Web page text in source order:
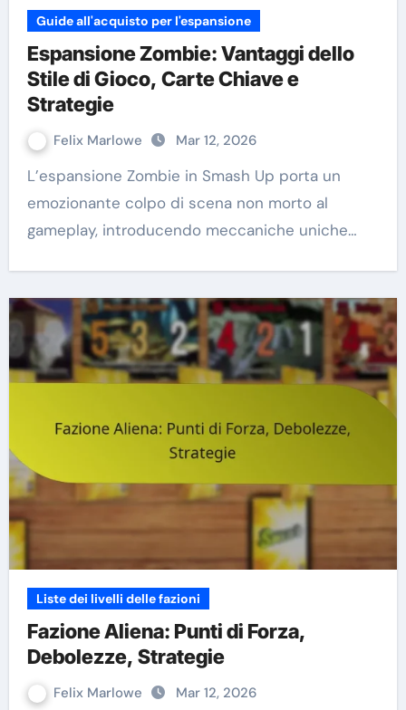
Guide all'acquisto per l'espansione
Espansione Zombie: Vantaggi dello
Stile di Gioco, Carte Chiave e
Strategie
Felix Marlowe Mar 12, 2026
L’espansione Zombie in Smash Up porta un
emozionante colpo di scena non morto al
gameplay, introducendo meccaniche uniche…
Liste dei livelli delle fazioni
Fazione Aliena: Punti di Forza,
Debolezze, Strategie
Felix Marlowe Mar 12, 2026